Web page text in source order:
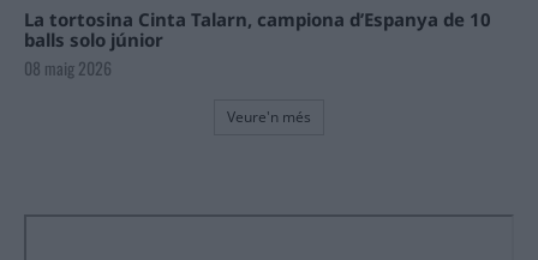
La tortosina Cinta Talarn, campiona d’Espanya de 10
balls solo júnior
08 maig 2026
Veure'n més